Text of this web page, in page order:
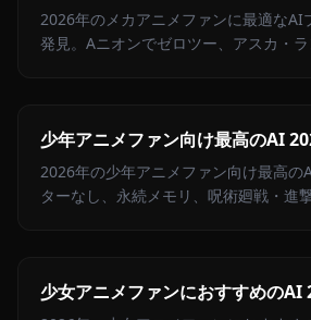
2026年のメカアニメファンに最適なAI
発見。Aニオンでゼロツー、アスカ・
少年アニメファン向け最高のAI
2026年の少年アニメファン向け最高
ターなし、永続メモリ、呪術廻戦・進
少女アニメファンにおすすめのAI